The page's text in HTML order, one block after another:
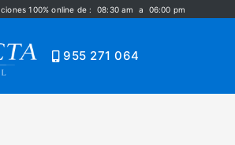
100% online de : 08:30 am a 06:00 pm
955 271 064